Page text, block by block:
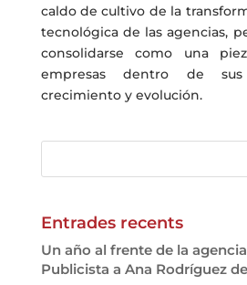
caldo de cultivo de la
tecnológica de las agencias,
consolidarse como una
empresas dentro de
crecimiento y evolución.
Entrades recents
Un año al frente de la
Publicista a Ana Rodríguez